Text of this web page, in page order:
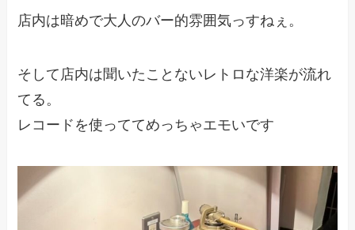
店内は暗めで大人のバー的雰囲気っすねぇ。
そして店内は聞いたことないレトロな洋楽が流れ
てる。
レコードを使っててめっちゃエモいです